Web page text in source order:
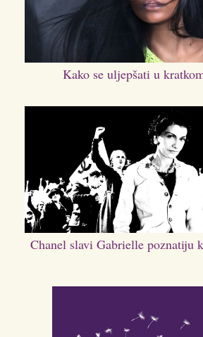
Kako se uljepšati u
Chanel slavi Gabrielle poznatiju